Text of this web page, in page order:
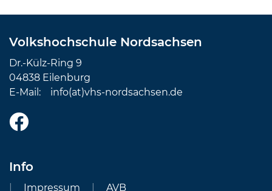
Volkshochschule Nordsachsen
Dr.-Külz-Ring 9
04838 Eilenburg
E-Mail: info(at)vhs-nordsachsen.de
Info
Impressum AVB